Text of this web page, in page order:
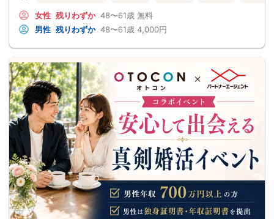
女性 残りわずか 48〜61歳 無料
男性 残りわずか 48〜61歳 4,000円